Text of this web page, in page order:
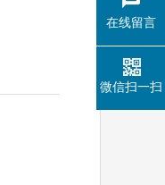
在线留言
微信扫一扫